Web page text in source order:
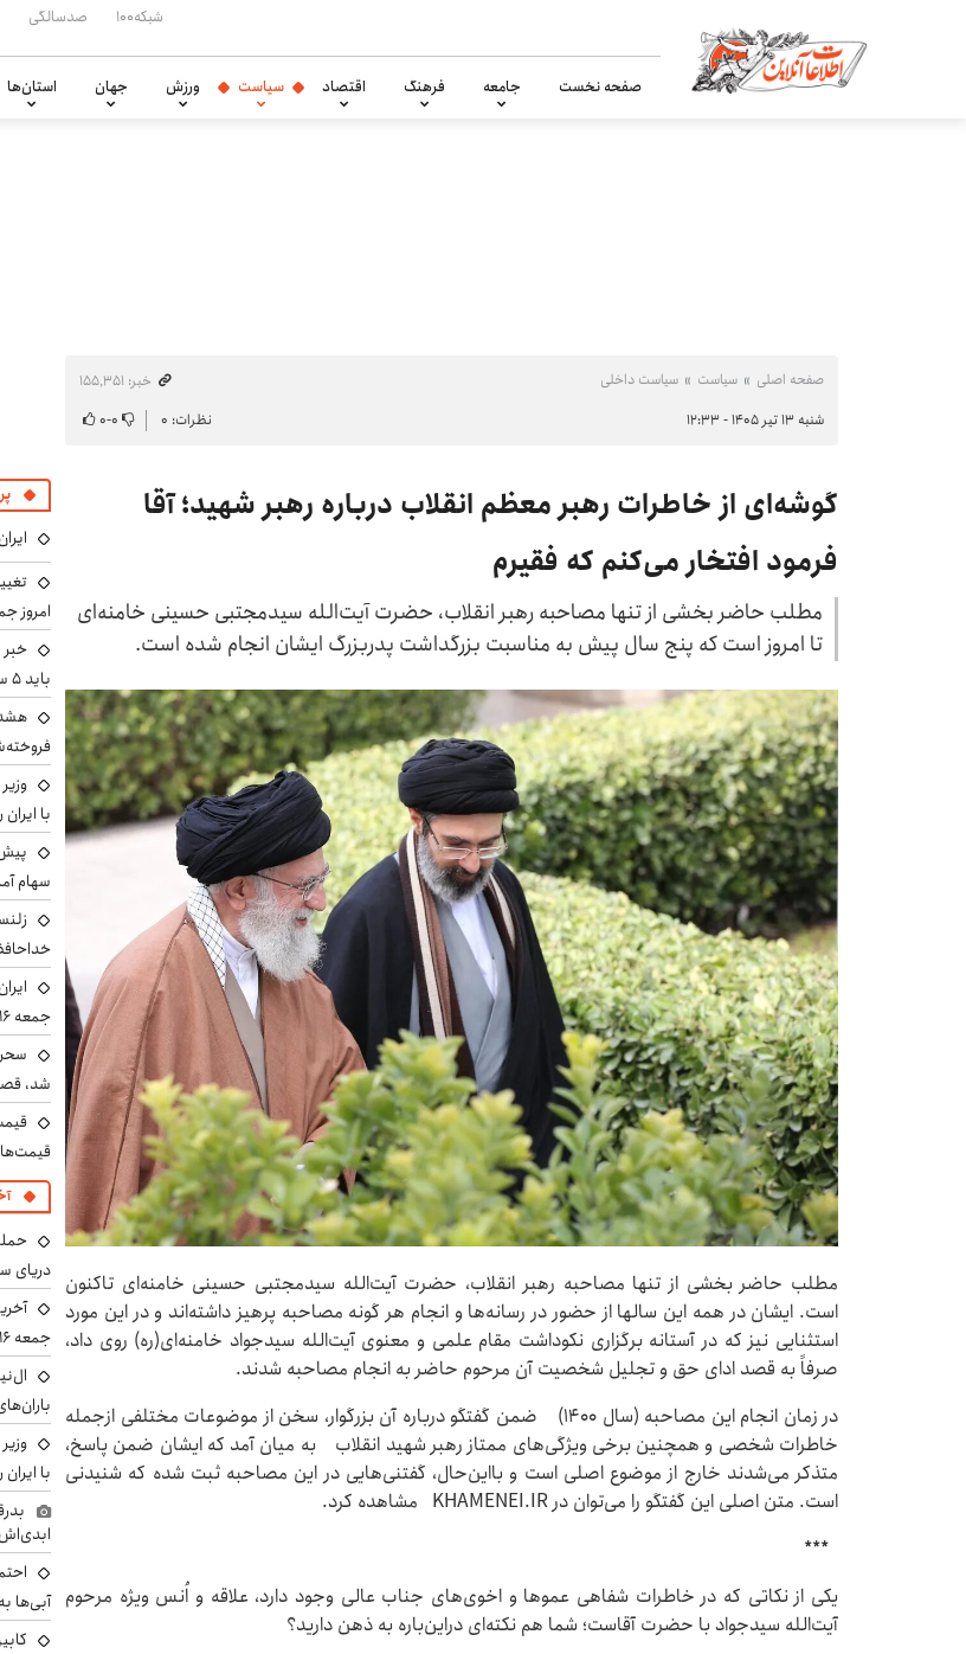
شبکه۱۰۰ صدسالگی
صفحه نخست جامعه فرهنگ اقتصاد سیاست ورزش جهان استان‌ها
صفحه اصلی سیاست سیاست داخلی
خبر: ۱۵۵٬۳۵۱
شنبه ۱۳ تیر ۱۴۰۵ - ۱۲:۳۳
نظرات: ۰ ۰-۰
گوشه‌ای از خاطرات رهبر معظم انقلاب درباره‌ رهبر شهید؛ آقا
فرمود افتخار می‌کنم که فقیرم
مطلب حاضر بخشی از تنها مصاحبه‌ رهبر انقلاب، حضرت آیت‌الله سیدمجتبی حسینی خامنه‌ای
تا امروز است که پنج سال پیش به مناسبت بزرگداشت پدربزرگ ایشان انجام شده است.
مطلب حاضر بخشی از تنها مصاحبه‌ رهبر انقلاب، حضرت آیت‌الله سیدمجتبی حسینی خامنه‌ای تاکنون
است. ایشان در همه‌ این سالها از حضور در رسانه‌ها و انجام هر گونه مصاحبه پرهیز داشته‌اند و در این مورد
استثنایی نیز که در آستانه‌ برگزاری نکوداشت مقام علمی و معنوی آیت‌الله سیدجواد خامنه‌ای(ره) روی داد،
صرفاً به قصد ادای حق و تجلیل شخصیت آن مرحوم حاضر به انجام مصاحبه شدند.
در زمان انجام این مصاحبه (سال ۱۴۰۰) ضمن گفتگو درباره‌ آن بزرگوار، سخن از موضوعات مختلفی ازجمله
خاطرات شخصی و همچنین برخی ویژگی‌های ممتاز رهبر شهید انقلاب به میان آمد که ایشان ضمن پاسخ،
متذکر می‌شدند خارج از موضوع اصلی است و بااین‌حال، گفتنی‌هایی در این مصاحبه ثبت شده که شنیدنی
است. متن اصلی این گفتگو را می‌توان در KHAMENEI.IR مشاهده کرد.
***
یکی از نکاتی که در خاطرات شفاهی عموها و اخوی‌های جناب عالی وجود دارد، علاقه‌ و اُنس ویژه‌ مرحوم
آیت‌الله سیدجواد با حضرت آقاست؛ شما هم نکته‌ای دراین‌باره به ذهن دارید؟
امروز جمعه ۱۶ مرداد
خبر
باید ۵ سال بیشتر کار کنند
با ایران
سهام
جمعه ۱۶ مرداد ۱۴۰۵
شد،
دریای
جمعه ۱۶ مرداد مشخص شد
با ایران
آبی‌ها